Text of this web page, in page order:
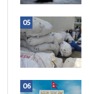
05
06